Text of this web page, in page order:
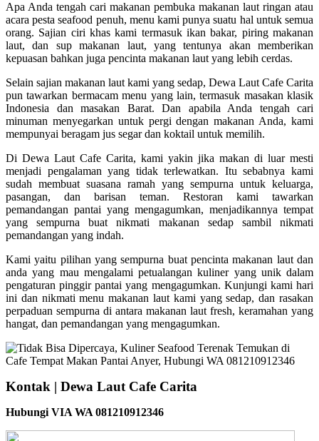
Apa Anda tengah cari makanan pembuka makanan laut ringan atau
acara pesta seafood penuh, menu kami punya suatu hal untuk semua
orang. Sajian ciri khas kami termasuk ikan bakar, piring makanan
laut, dan sup makanan laut, yang tentunya akan memberikan
kepuasan bahkan juga pencinta makanan laut yang lebih cerdas.
Selain sajian makanan laut kami yang sedap, Dewa Laut Cafe Carita
pun tawarkan bermacam menu yang lain, termasuk masakan klasik
Indonesia dan masakan Barat. Dan apabila Anda tengah cari
minuman menyegarkan untuk pergi dengan makanan Anda, kami
mempunyai beragam jus segar dan koktail untuk memilih.
Di Dewa Laut Cafe Carita, kami yakin jika makan di luar mesti
menjadi pengalaman yang tidak terlewatkan. Itu sebabnya kami
sudah membuat suasana ramah yang sempurna untuk keluarga,
pasangan, dan barisan teman. Restoran kami tawarkan
pemandangan pantai yang mengagumkan, menjadikannya tempat
yang sempurna buat nikmati makanan sedap sambil nikmati
pemandangan yang indah.
Kami yaitu pilihan yang sempurna buat pencinta makanan laut dan
anda yang mau mengalami petualangan kuliner yang unik dalam
pengaturan pinggir pantai yang mengagumkan. Kunjungi kami hari
ini dan nikmati menu makanan laut kami yang sedap, dan rasakan
perpaduan sempurna di antara makanan laut fresh, keramahan yang
hangat, dan pemandangan yang mengagumkan.
Kontak | Dewa Laut Cafe Carita
Hubungi VIA WA 081210912346